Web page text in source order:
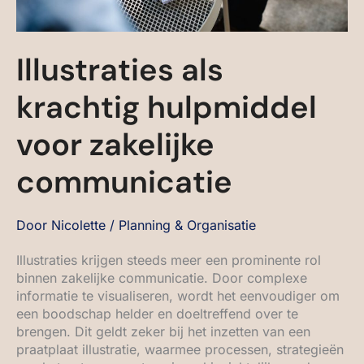
Illustraties als
krachtig hulpmiddel
voor zakelijke
communicatie
Door Nicolette / Planning & Organisatie
Illustraties krijgen steeds meer een prominente rol
binnen zakelijke communicatie. Door complexe
informatie te visualiseren, wordt het eenvoudiger om
een boodschap helder en doeltreffend over te
brengen. Dit geldt zeker bij het inzetten van een
praatplaat illustratie, waarmee processen, strategieën